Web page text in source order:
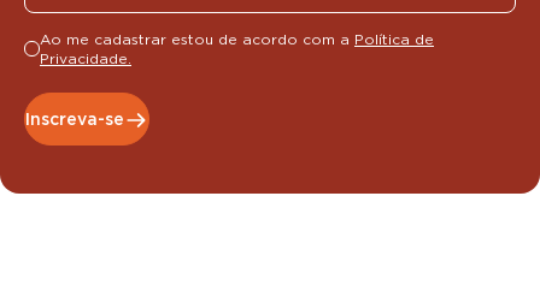
Ao me cadastrar estou de acordo com a Política de
Privacidade.
Inscreva-se